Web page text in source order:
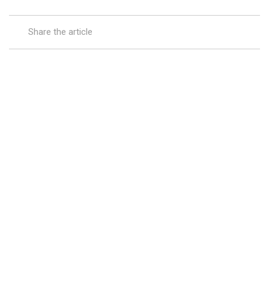
Share the article